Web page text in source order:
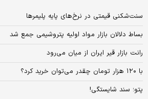
سنت‌شکنی قیمتی در نرخ‌های پایه پلیمرها
بساط دلالان بازار مواد اولیه پتروشیمی جمع شد
رانت بازار قیر ایران از میان می‌رود
با ۱۲۰ هزار تومان چقدر می‌توان خرید کرد؟
پتو؛ سند شایستگی!